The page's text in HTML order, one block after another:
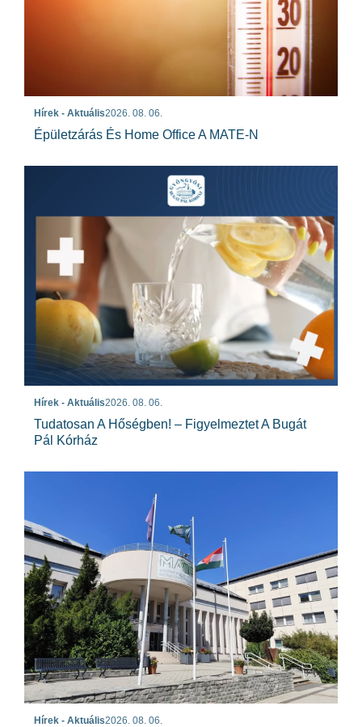
Hírek - Aktuális2026. 08. 06.
Épületzárás És Home Office A MATE-N
Hírek - Aktuális2026. 08. 06.
Tudatosan A Hőségben! – Figyelmeztet A Bugát
Pál Kórház
Hírek - Aktuális2026. 08. 06.